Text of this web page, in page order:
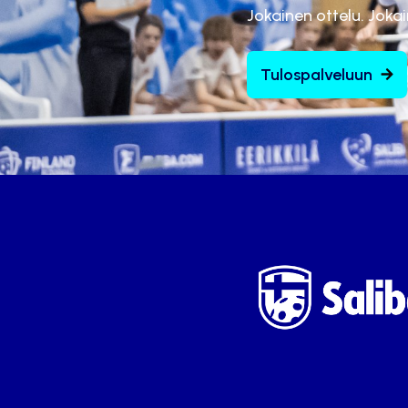
Jokainen ottelu.
Tulospalveluun